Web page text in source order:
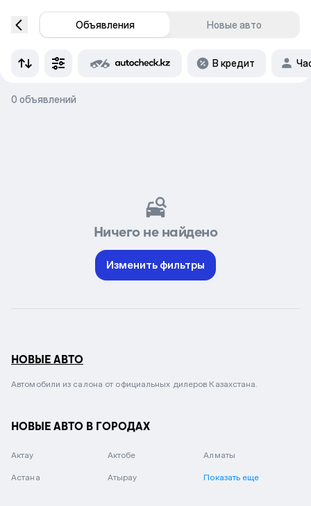
Объявления Новые авто
В кредит
0 объявлений
Ничего не найдено
Изменить фильтры
НОВЫЕ АВТО
Автомобили из салона от официальных дилеров Казахстана.
НОВЫЕ АВТО В ГОРОДАХ
Актау Актобе Алматы
Астана Атырау Показать еще